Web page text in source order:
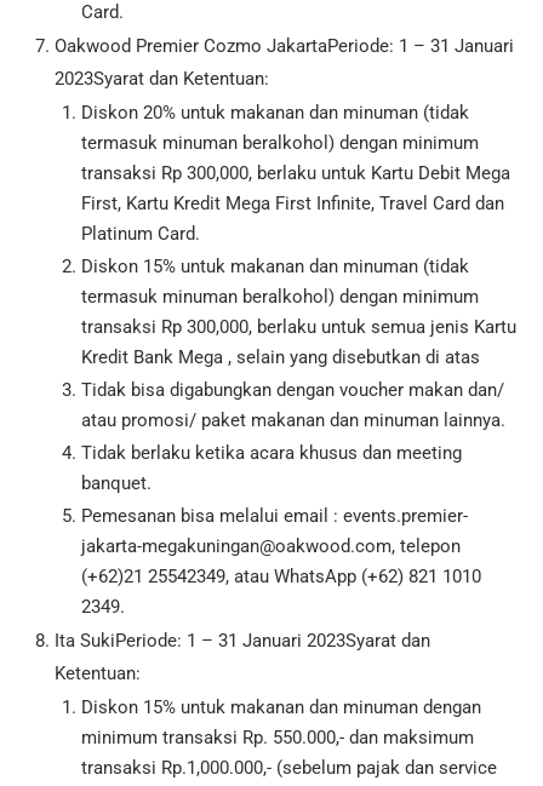
Card.
Oakwood Premier Cozmo JakartaPeriode: 1 – 31 Januari
2023Syarat dan Ketentuan:
Diskon 20% untuk makanan dan minuman (tidak
termasuk minuman beralkohol) dengan minimum
transaksi Rp 300,000, berlaku untuk Kartu Debit Mega
First, Kartu Kredit Mega First Infinite, Travel Card dan
Platinum Card.
Diskon 15% untuk makanan dan minuman (tidak
termasuk minuman beralkohol) dengan minimum
transaksi Rp 300,000, berlaku untuk semua jenis Kartu
Kredit Bank Mega , selain yang disebutkan di atas
Tidak bisa digabungkan dengan voucher makan dan/
atau promosi/ paket makanan dan minuman lainnya.
Tidak berlaku ketika acara khusus dan meeting
banquet.
Pemesanan bisa melalui email : events.premier-
jakarta-megakuningan@oakwood.com, telepon
(+62)21 25542349, atau WhatsApp (+62) 821 1010
2349.
Ita SukiPeriode: 1 – 31 Januari 2023Syarat dan
Ketentuan:
Diskon 15% untuk makanan dan minuman dengan
minimum transaksi Rp. 550.000,- dan maksimum
transaksi Rp.1,000.000,- (sebelum pajak dan service